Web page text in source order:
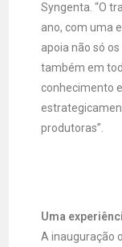
Syngenta. “O
ano, com uma
apoia não só
também em
conhecimento
produtoras”.
Uma
A inauguração